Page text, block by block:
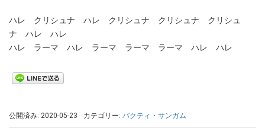
ハレ クリシュナ ハレ クリシュナ クリシュナ クリシュ
ナ ハレ ハレ
ハレ ラーマ ハレ ラーマ ラーマ ラーマ ハレ ハレ
公開済み: 2020-05-23 カテゴリー: バクティ・サンガム